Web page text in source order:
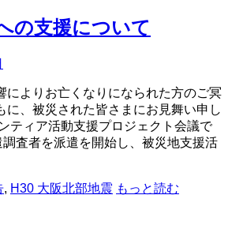
の支援について
によりお亡くなりになられた方のご冥
に、被災された皆さまにお見舞い申し
ティア活動支援プロジェクト会議で
査者を派遣を開始し、被災地支援活
, H30 大阪北部地震 もっと読む